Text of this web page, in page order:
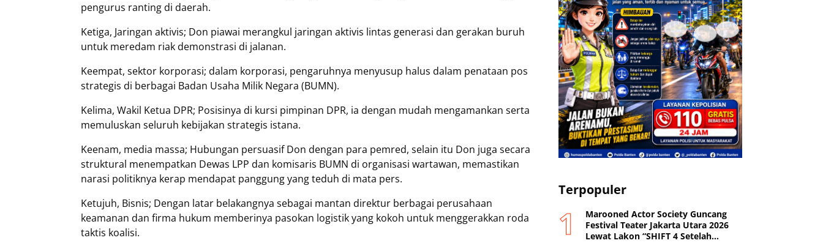
pengurus ranting di daerah.
Ketiga, Jaringan aktivis; Don piawai merangkul jaringan aktivis lintas generasi dan gerakan buruh
untuk meredam riak demonstrasi di jalanan.
Keempat, sektor korporasi; dalam korporasi, pengaruhnya menyusup halus dalam penataan pos
strategis di berbagai Badan Usaha Milik Negara (BUMN).
Kelima, Wakil Ketua DPR; Posisinya di kursi pimpinan DPR, ia dengan mudah mengamankan serta
memuluskan seluruh kebijakan strategis istana.
Keenam, media massa; Hubungan persuasif Don dengan para pemred, selain itu Don juga secara
struktural menempatkan Dewas LPP dan komisaris BUMN di organisasi wartawan, memastikan
narasi politiknya kerap mendapat panggung yang teduh di mata pers.
Ketujuh, Bisnis; Dengan latar belakangnya sebagai mantan direktur berbagai perusahaan
keamanan dan firma hukum memberinya pasokan logistik yang kokoh untuk menggerakkan roda
taktis koalisi.
Terpopuler
Marooned Actor Society Guncang
Festival Teater Jakarta Utara 2026
Lewat Lakon “SHIFT 4 Setelah